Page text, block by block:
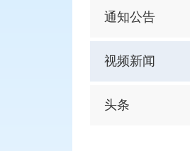
通知公告
视频新闻
头条